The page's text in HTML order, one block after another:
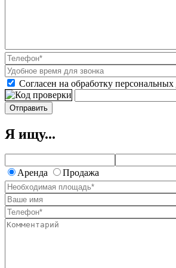
Согласен на обработку
Я ищу...
Аренда
Продажа